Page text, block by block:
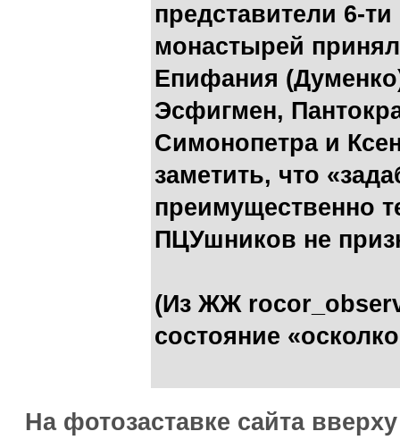
представители 6-
монастырей
Епифания
Эсфигмен,
Симонопетра и
заметить, что
преимущественно
ПЦУшников не
(Из ЖЖ
состояние
На фотозаставке сайта